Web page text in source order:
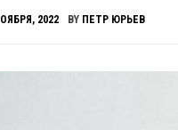
2022 BY ПЕТР ЮРЬЕВ